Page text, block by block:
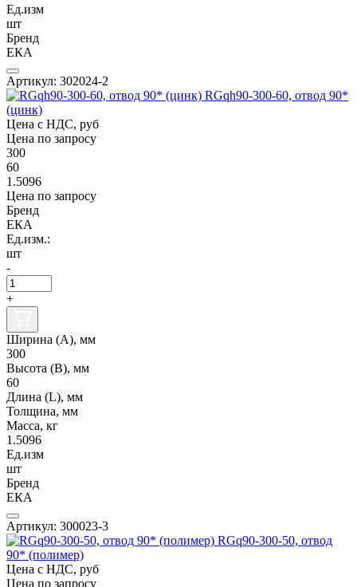
Ед.изм
шт
Бренд
ЕКА
Артикул: 302024-2
RGqh90-300-60, отвод 90*
(цинк)
Цена с НДС, руб
Цена по запросу
300
60
1.5096
Цена по запросу
Бренд
ЕКА
Ед.изм.:
шт
-
+
Ширина (А), мм
300
Высота (В), мм
60
Длина (L), мм
Толщина, мм
Масса, кг
1.5096
Ед.изм
шт
Бренд
ЕКА
Артикул: 300023-3
RGq90-300-50, отвод
90* (полимер)
Цена с НДС, руб
Цена по запросу